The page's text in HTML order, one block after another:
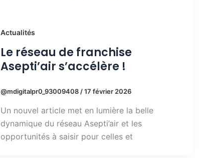
Actualités
Le réseau de franchise
Asepti’air s’accélère !
@mdigitalpr0_93009408 /17 février 2026
Un nouvel article met en lumière la belle
dynamique du réseau Asepti’air et les
opportunités à saisir pour celles et